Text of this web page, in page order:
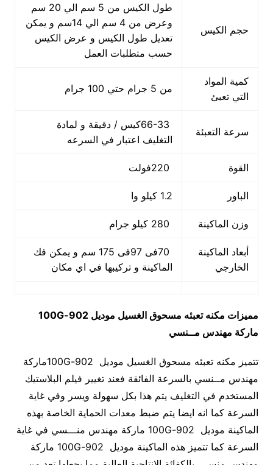
حجم الكيس
طول الكيس من 5 سم الي 20 سم
وعرض من 4 سم الي 14سم و يمكن
تعديل طول الكيس و عرض الكيس
حسب متطلبات العمل
كمية المواد
التي تعبئ
من 5 جرام حتي 100 جرام
سرعة التعبئة
66-33كيس / دقيقة و لمادة
التغليف اعتبار في السرعه
القوة
الباور 1.2 كيلو وا
وزن الماكينة
أبعاد الماكينة
الخارجي
70فى 97فى 175 سم و يمكن فك
الماكينة و تركيبها في اي مكان
مميزات مكنه تعبئه مسحوق الغسيل موديل 902-100G
ماركة مهندس مــنسي
تتميز مكنه تعبئه مسحوق الغسيل موديل 902-100Gماركة
مهندس مــنسي بالسرعة الفائقة فعند تغيير فيلم البلاستيك
المستخدم في التغليف يتم هذا بكل سهولة ويسر وفي غاية
السرعة كما انه ايضا يتم ضبط معدات الحماية الخاصة بهذه
الماكينة موديل 902-100G ماركة مهندس منـــسي في غاية
السرعة كما تتميز هذه الماكينة موديل 902-100G ماركة